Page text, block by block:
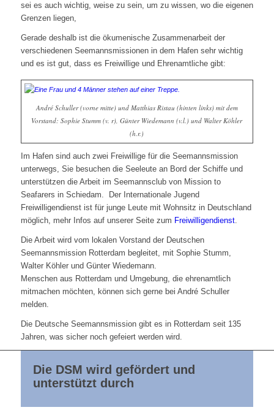
sei es auch wichtig, weise zu sein, um zu wissen, wo die eigenen
Grenzen liegen,
Gerade deshalb ist die ökumenische Zusammenarbeit der
verschiedenen Seemannsmissionen in dem Hafen sehr wichtig
und es ist gut, dass es Freiwillige und Ehrenamtliche gibt:
André Schuller (vorne mitte) und Matthias Ristau (hinten links) mit dem
Vorstand: Sophie Stumm (v. r), Günter Wiedemann (v.l.) und Walter Köhler
(h.r.)
Im Hafen sind auch zwei Freiwillige für die Seemannsmission
unterwegs, Sie besuchen die Seeleute an Bord der Schiffe und
unterstützen die Arbeit im Seemannsclub von Mission to
Seafarers in Schiedam. Der Internationale Jugend
Freiwilligendienst ist für junge Leute mit Wohnsitz in Deutschland
möglich, mehr Infos auf unserer Seite zum Freiwilligendienst.
Die Arbeit wird vom lokalen Vorstand der Deutschen
Seemannsmission Rotterdam begleitet, mit Sophie Stumm,
Walter Köhler und Günter Wiedemann.
Menschen aus Rotterdam und Umgebung, die ehrenamtlich
mitmachen möchten, können sich gerne bei André Schuller
melden.
Die Deutsche Seemannsmission gibt es in Rotterdam seit 135
Jahren, was sicher noch gefeiert werden wird.
Die DSM wird gefördert und
unterstützt durch